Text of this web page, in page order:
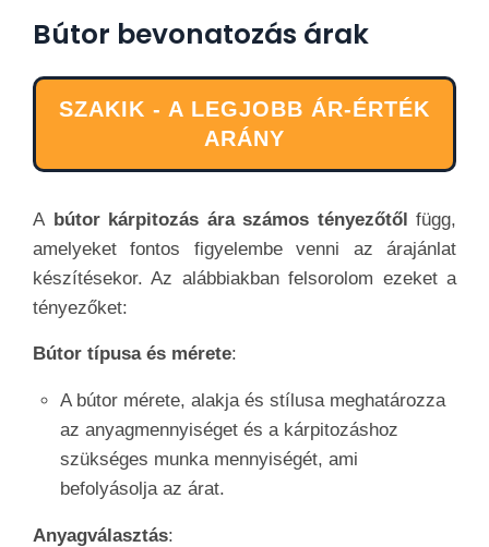
Bútor bevonatozás árak
SZAKIK - A LEGJOBB ÁR-ÉRTÉK
ARÁNY
A bútor kárpitozás ára számos tényezőtől függ,
amelyeket fontos figyelembe venni az árajánlat
készítésekor. Az alábbiakban felsorolom ezeket a
tényezőket:
Bútor típusa és mérete:
A bútor mérete, alakja és stílusa meghatározza
az anyagmennyiséget és a kárpitozáshoz
szükséges munka mennyiségét, ami
befolyásolja az árat.
Anyagválasztás: